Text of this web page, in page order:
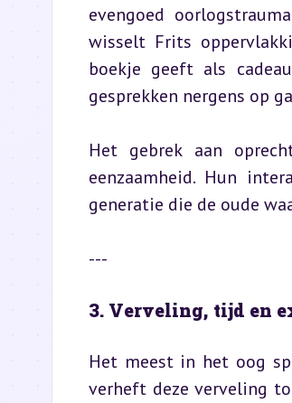
evengoed
wisselt Frits
boekje geeft als
gesprekken nergens op
Het gebrek aan
eenzaamheid. Hun
generatie die de oude
---
3. Verveling, tijd en
Het meest in het oog
verheft deze verveling